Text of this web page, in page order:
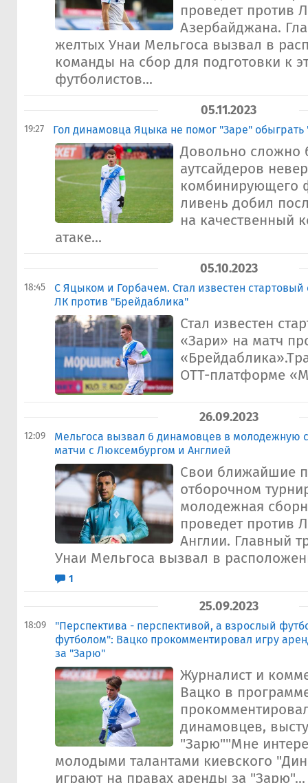
проведет против
Азербайджана.
желтых Унаи Мельгоса вызвал в
команды на сбор для подготовки к
футболистов...
05.11.2023
19:27 Гол динамовца Яцыка не помог "Заре" обыграть
Довольно сложно
аутсайдеров
комбинирующего
ливень добил
на качественный
атаке...
05.10.2023
18:45
С Яцыком и Горбачем. Стал известен стартовый
ЛК против "Брейдаблика"
Стал известен
«Зари» на матч
OTT-платформе
26.09.2023
12:09
Мельгоса вызвал 6 динамовцев в молодежную
матчи с Люксембургом и Англией
Свои ближайшие
отборочном
молодежная
проведет против
Англии. Главный
Унаи Мельгоса вызвал в
1
25.09.2023
18:09
"Перспектива - перспективой, а взрослый
футболом": Вацко прокомментировал игру
за "Зарю"
Журналист и
Вацко в
динамовцев,
"Зарю""Мне
молодыми талантами киевского
играют на правах аренды за "Зарю"...